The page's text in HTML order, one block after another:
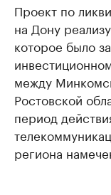
Проект по
на Дону
которое было
между
Ростовской
период
региона